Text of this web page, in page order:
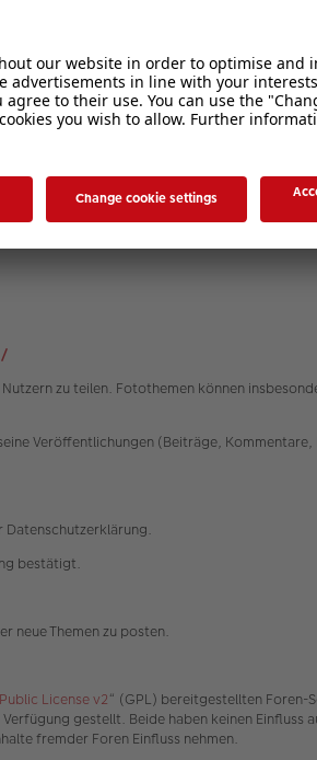
Bestimmungen, insbesondere zur
und den Schutz der Privatsphäre in der
Personen und CEWE (siehe oben Ziffer
Datenverlust seitens CEWE nicht
sein, tritt an ihre Stelle die gültige oder
Härte darstellen würde, werden die
Deutschland unter Ausschluss des
zu teilen. Fotothemen können
Veröffentlichungen (Beiträge,
Datenschutzerklärung.
bestätigt.
neue Themen zu posten.
License v2“ (GPL) bereitgestellten Foren-
Verfügung gestellt. Beide haben keinen Einfluss
fremder Foren Einfluss nehmen.